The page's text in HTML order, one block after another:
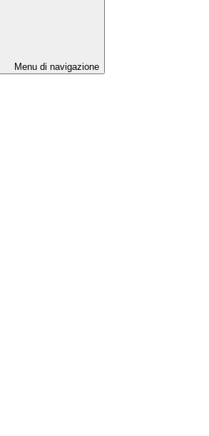
Menu di navigazione